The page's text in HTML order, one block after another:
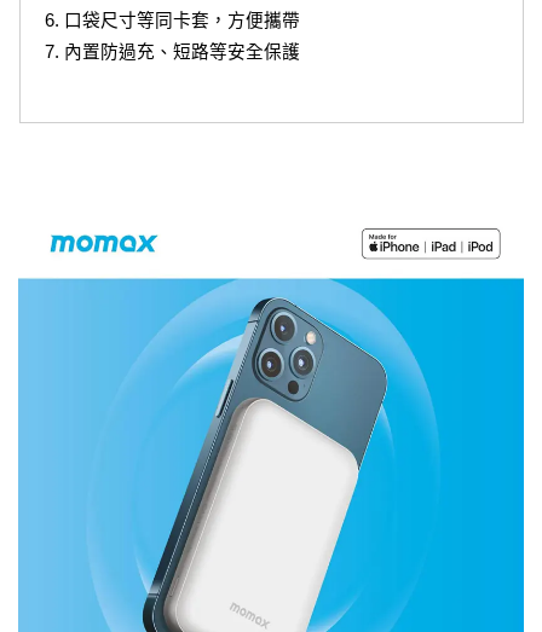
6. 口袋尺寸等同卡套，方便攜帶
7. 內置防過充、短路等安全保護